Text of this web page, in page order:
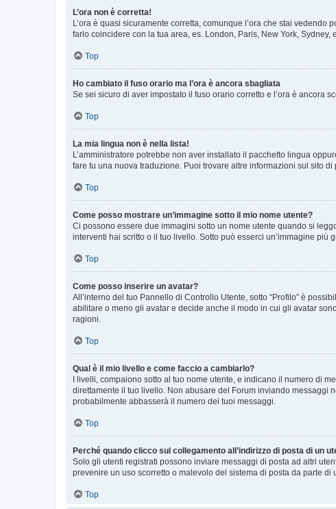
L’ora non è corretta!
L’ora è quasi sicuramente corretta, comunque l’ora che stai
farlo coincidere con la tua area, es. London, Paris, New York,
Top
Ho cambiato il fuso orario ma l’ora è ancora sbagliata
Se sei sicuro di aver impostato il fuso orario corretto e l’ora è ancora
Top
La mia lingua non è nella lista!
L’amministratore potrebbe non aver installato il pacchetto lingua
fare tu una nuova traduzione. Puoi trovare altre informazioni sul sito
Top
Come posso mostrare un’immagine sotto il mio nome utente?
Ci possono essere due immagini sotto un nome utente quando si
interventi hai scritto o il tuo livello. Sotto può esserci un’immagine più
Top
Come posso inserire un avatar?
All’interno del tuo Pannello di Controllo Utente, sotto “Profilo” è
abilitare o meno gli avatar e decide anche il modo in cui gli avatar
ragioni.
Top
Qual è il mio livello e come faccio a cambiarlo?
I livelli, compaiono sotto al tuo nome utente, e indicano il numero di
direttamente il tuo livello. Non abusare del Forum inviando messaggi
probabilmente abbasserà il numero dei tuoi messaggi.
Top
Perché quando clicco sul collegamento all’indirizzo di posta di un
Solo gli utenti registrati possono inviare messaggi di posta ad altri
prevenire un uso scorretto o malevolo del sistema di posta da parte di
Top